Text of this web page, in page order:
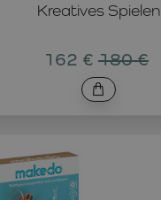
Kreatives Spielen
162 € 180 €